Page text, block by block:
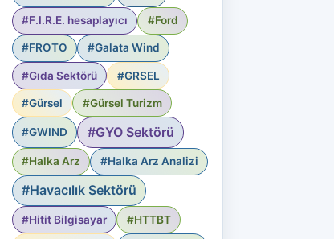
#F.I.R.E. hesaplayıcı #Ford
#FROTO #Galata Wind
#Gıda Sektörü #GRSEL
#Gürsel #Gürsel Turizm
#GWIND #GYO Sektörü
#Halka Arz #Halka Arz Analizi
#Havacılık Sektörü
#Hitit Bilgisayar #HTTBT